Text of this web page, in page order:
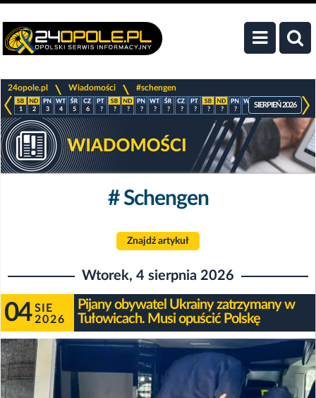
24opole.pl Wiadomości #schengen
1 2 3 4 5 6 ? ? ? ? ? ? ? ? ? ? ? ? ? ? ?
SIERPIEŃ 2026
# Schengen
Znajdź artykuł
Wtorek, 4 sierpnia 2026
04 SIE
2026
Pijany obywatel Ukrainy zatrzymany w
Tułowicach. Musi opuścić Polskę